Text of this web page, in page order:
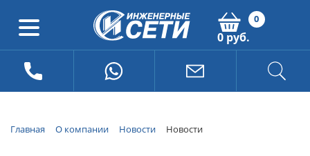
0
0 руб.
Главная О компании Новости Новости